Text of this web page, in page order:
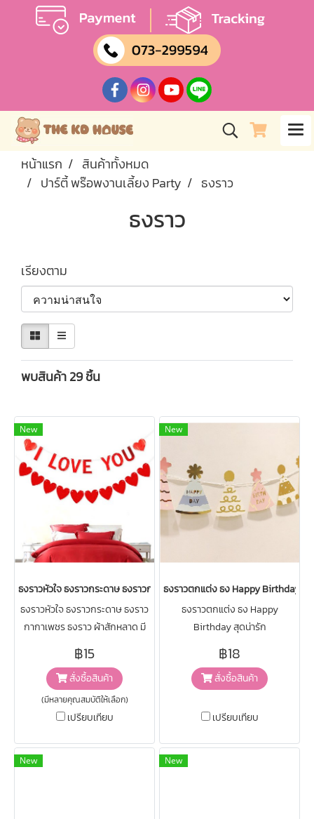
หน้าแรก
สินค้าทั้งหมด
ปาร์ตี้ พร๊อพงานเลี้ยง Party
ธงราว
ธงราว
เรียงตาม
พบสินค้า 29 ชิ้น
New
ธงราวหัวใจ ธงราวกระดาษ ธงราวกากาเพชร ธงราว ผ้าสักหลาด ส่งจากไทย
ธงราวหัวใจ ธงราวกระดาษ ธงราว
กากาเพชร ธงราว ผ้าสักหลาด มี
ทั้งแบบกระดาษ ผ้าสักหลาด แบบ
กากเพชร
฿15
สั่งซื้อสินค้า
(มีหลายคุณสมบัติให้เลือก)
เปรียบเทียบ
New
ธงราวตกแต่ง ธง Happy Birthday สุ
ธงราวตกแต่ง ธง Happy
Birthday สุดน่ารัก
฿18
สั่งซื้อสินค้า
เปรียบเทียบ
New New